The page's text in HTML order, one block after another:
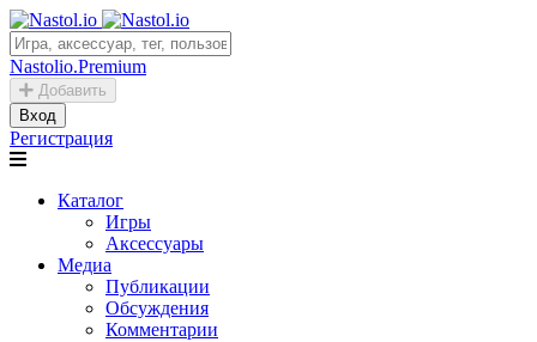
Nastolio.Premium
Добавить
Вход
Регистрация
Каталог
Игры
Аксессуары
Медиа
Публикации
Обсуждения
Комментарии